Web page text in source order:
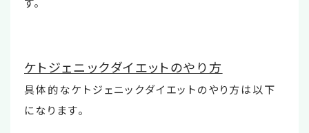
ケトジェニックダイエットのやり方
具体的なケトジェニックダイエットのやり方は以下
になります。